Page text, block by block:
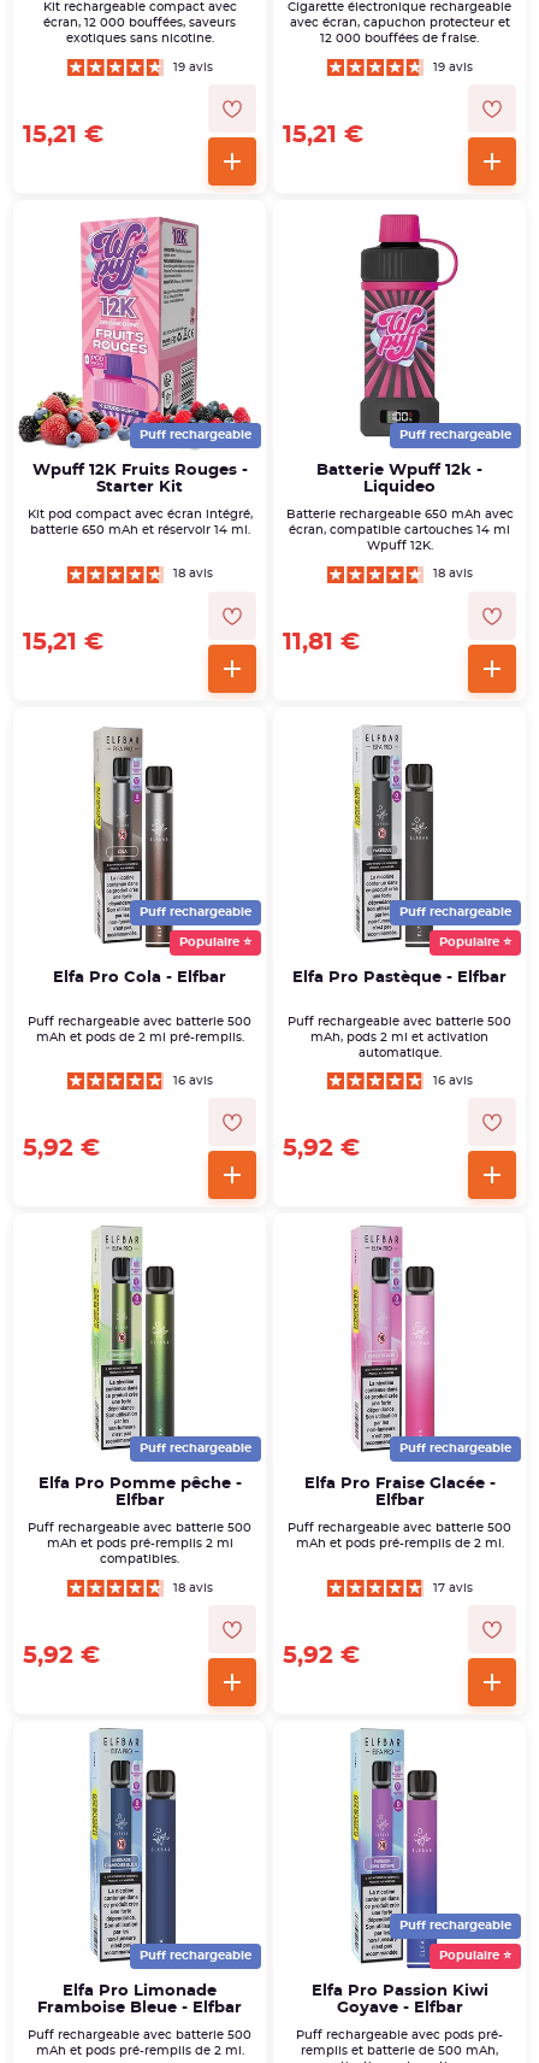
Kit rechargeable compact avec
écran, 12 000 bouffées, saveurs
exotiques sans nicotine.
19 avis
15,21 €
Cigarette électronique rechargeable
avec écran, capuchon protecteur et
12 000 bouffées de fraise.
19 avis
15,21 €
Puff rechargeable
Wpuff 12K Fruits Rouges -
Starter Kit
Kit pod compact avec écran intégré,
batterie 650 mAh et réservoir 14 ml.
18 avis
15,21 €
Puff rechargeable
Batterie Wpuff 12k -
Liquideo
Batterie rechargeable 650 mAh avec
écran, compatible cartouches 14 ml
Wpuff 12K.
18 avis
11,81 €
Puff rechargeable
Populaire ⭐
Elfa Pro Cola - Elfbar
Puff rechargeable avec batterie 500
mAh et pods de 2 ml pré-remplis.
16 avis
5,92 €
Puff rechargeable
Populaire ⭐
Elfa Pro Pastèque - Elfbar
Puff rechargeable avec batterie 500
mAh, pods 2 ml et activation
automatique.
16 avis
5,92 €
Puff rechargeable
Elfa Pro Pomme pêche -
Elfbar
Puff rechargeable avec batterie 500
mAh et pods pré-remplis 2 ml
compatibles.
18 avis
5,92 €
Puff rechargeable
Elfa Pro Fraise Glacée -
Elfbar
Puff rechargeable avec batterie 500
mAh et pods pré-remplis de 2 ml.
17 avis
5,92 €
Puff rechargeable
Elfa Pro Limonade
Framboise Bleue - Elfbar
Puff rechargeable avec batterie 500
mAh et pods pré-remplis de 2 ml.
Puff rechargeable
Populaire ⭐
Elfa Pro Passion Kiwi
Goyave - Elfbar
Puff rechargeable avec pods pré-
remplis et batterie de 500 mAh,